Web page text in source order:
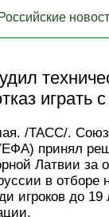
Российские
играть
/ТАСС/. Союз
принял
Латвии за
в отборе
игроков до